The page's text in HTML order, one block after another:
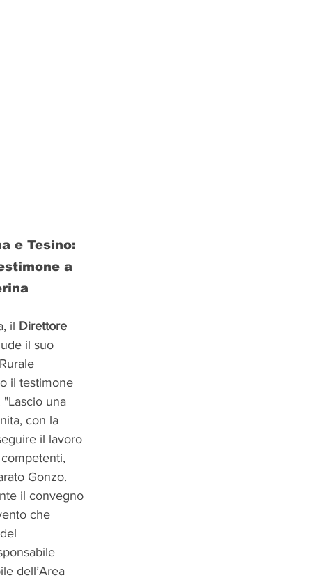
e Tesino:
a
il Direttore
il suo
il testimone
"Lascio una
con la
il lavoro
Gonzo.
il convegno
che
dell’Area